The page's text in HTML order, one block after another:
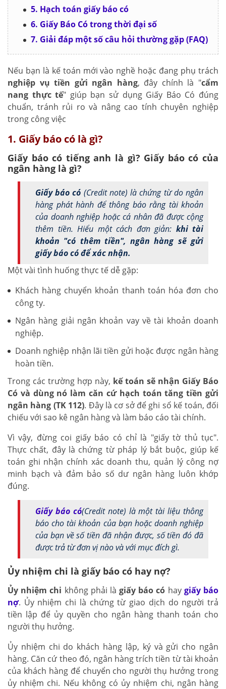
5. Hạch toán giấy báo có
6. Giấy Báo Có trong thời đại số
7. Giải đáp một số câu hỏi thường gặp (FAQ)
Nếu bạn là kế toán mới vào nghề hoặc đang phụ trách
nghiệp vụ tiền gửi ngân hàng, đây chính là "cẩm
nang thực tế" giúp bạn sử dụng Giấy Báo Có đúng
chuẩn, tránh rủi ro và nâng cao tính chuyên nghiệp
trong công việc
1. Giấy báo có là gì?
Giấy báo có tiếng anh là gì? Giấy báo có của
ngân hàng là gì?
Giấy báo có (Credit note) là chứng từ do ngân
hàng phát hành để thông báo rằng tài khoản
của doanh nghiệp hoặc cá nhân đã được cộng
thêm tiền. Hiểu một cách đơn giản: khi tài
khoản "có thêm tiền", ngân hàng sẽ gửi
giấy báo có để xác nhận.
Một vài tình huống thực tế dễ gặp:
Khách hàng chuyển khoản thanh toán hóa đơn cho
công ty.
Ngân hàng giải ngân khoản vay về tài khoản doanh
nghiệp.
Doanh nghiệp nhận lãi tiền gửi hoặc được ngân hàng
hoàn tiền.
Trong các trường hợp này, kế toán sẽ nhận Giấy Báo
Có và dùng nó làm căn cứ hạch toán tăng tiền gửi
ngân hàng (TK 112). Đây là cơ sở để ghi sổ kế toán, đối
chiếu với sao kê ngân hàng và làm báo cáo tài chính.
Vì vậy, đừng coi giấy báo có chỉ là "giấy tờ thủ tục".
Thực chất, đây là chứng từ pháp lý bắt buộc, giúp kế
toán ghi nhận chính xác doanh thu, quản lý công nợ
minh bạch và đảm bảo số dư ngân hàng luôn khớp
đúng.
Giấy báo có(Credit note) là một tài liệu thông
báo cho tài khoản của bạn hoặc doanh nghiệp
của bạn về số tiền đã nhận được, số tiền đó đã
được trả từ đơn vị nào và với mục đích gì.
Ủy nhiệm chi là giấy báo có hay nợ?
Ủy nhiệm chi không phải làgiấy báo có hay giấy báo
nợ. Ủy nhiệm chi là chứng từ giao dịch do người trả
tiền lập để ủy quyền cho ngân hàng thanh toán cho
người thụ hưởng.
Ủy nhiệm chi do khách hàng lập, ký và gửi cho ngân
hàng. Căn cứ theo đó, ngân hàng trích tiền từ tài khoản
của khách hàng để chuyển cho người thụ hưởng trong
ủy nhiệm chi. Nếu không có ủy nhiệm chi, ngân hàng